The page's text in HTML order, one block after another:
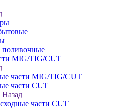
MIG/TIG/CUT
части MIG/TIG/CUT
части CUT
Назад
части CUT